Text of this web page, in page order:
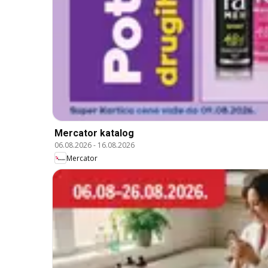
Mercator katalog
06.08.2026- 16.08.2026
Mercator